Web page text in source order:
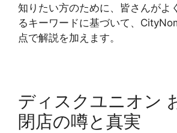
知りたい方のために、皆さんがよ
るキーワードに基づいて、
点で解説を加えます。
ディスクユニオン
閉店の噂と真実